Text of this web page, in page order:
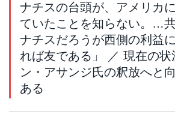
ナチスの台頭が、アメリカ
ていたことを知らない。…
ナチスだろうが西側の利益
れば友である」 ／ 現在の状
ン・アサンジ氏の釈放へと
ある